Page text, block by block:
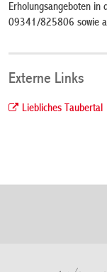
Erholungsangeboten in
09341/825806 sowie
Externe Links
Liebliches Taubertal